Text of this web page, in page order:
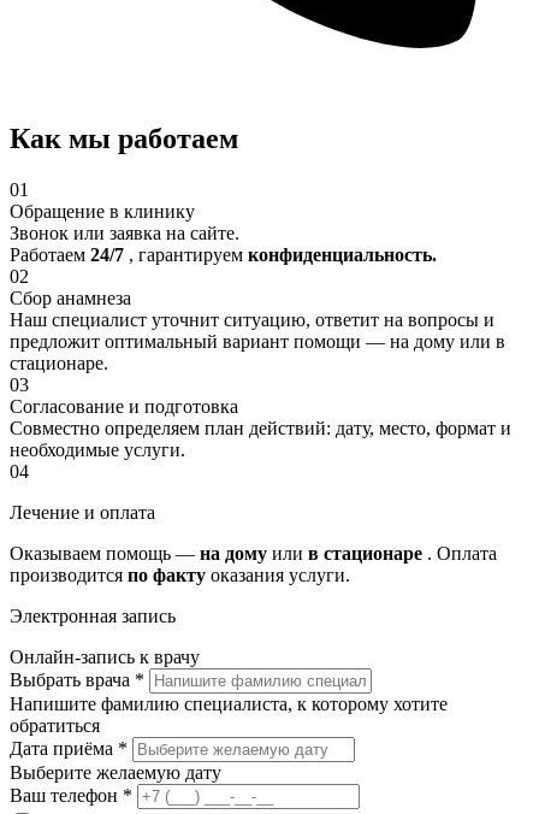
Как мы работаем
01
Обращение в клинику
Звонок или заявка на сайте.
Работаем 24/7 , гарантируем конфиденциальность.
02
Сбор анамнеза
Наш специалист уточнит ситуацию, ответит на вопросы и
предложит оптимальный вариант помощи — на дому или в
стационаре.
03
Согласование и подготовка
Совместно определяем план действий: дату, место, формат и
необходимые услуги.
04
Лечение и оплата
Оказываем помощь — на дому или в стационаре . Оплата
производится по факту оказания услуги.
Электронная запись
Онлайн-запись к врачу
Выбрать врача *
Напишите фамилию специалиста, к которому хотите
обратиться
Дата приёма *
Выберите желаемую дату
Ваш телефон *